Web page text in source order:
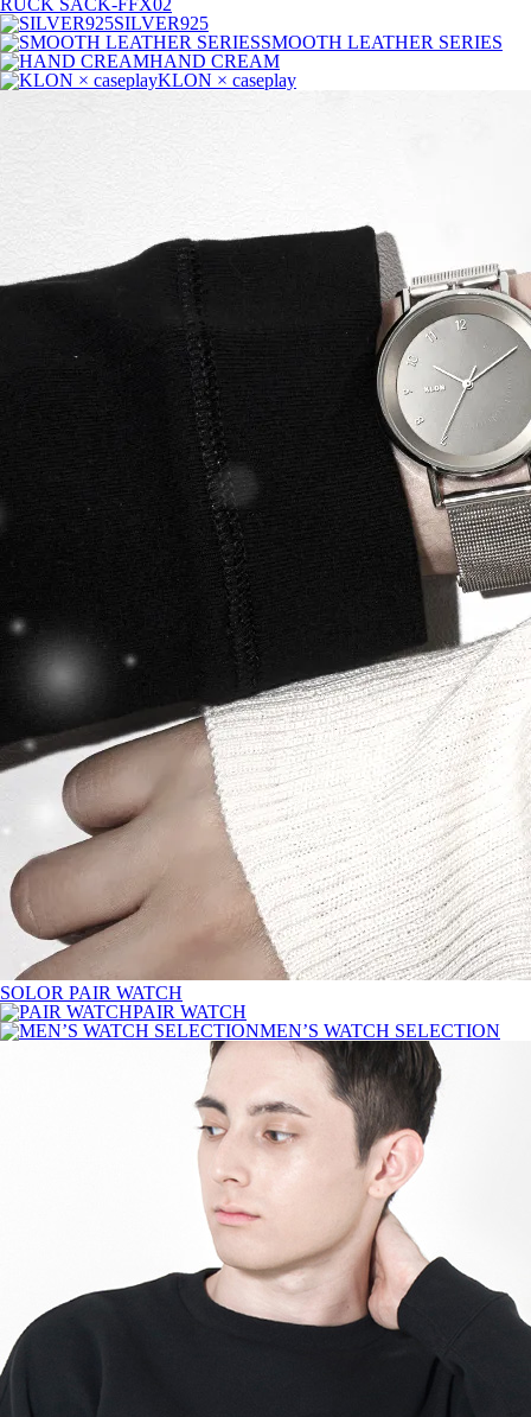
SILVER925
SMOOTH LEATHER SERIES
HAND CREAM
KLON × caseplay
SOLOR PAIR WATCH
PAIR WATCH
MEN’S WATCH SELECTION